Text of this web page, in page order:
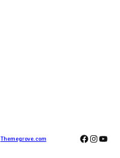
Themegrove.com Facebook